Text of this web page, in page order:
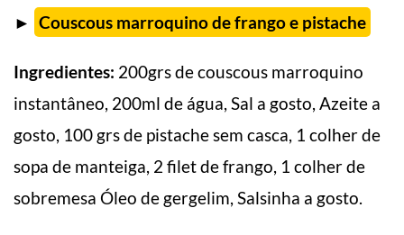
► Couscous marroquino de frango e pistache
Ingredientes: 200grs de couscous marroquino
instantâneo, 200ml de água, Sal a gosto, Azeite a
gosto, 100 grs de pistache sem casca, 1 colher de
sopa de manteiga, 2 filet de frango, 1 colher de
sobremesa Óleo de gergelim, Salsinha a gosto.